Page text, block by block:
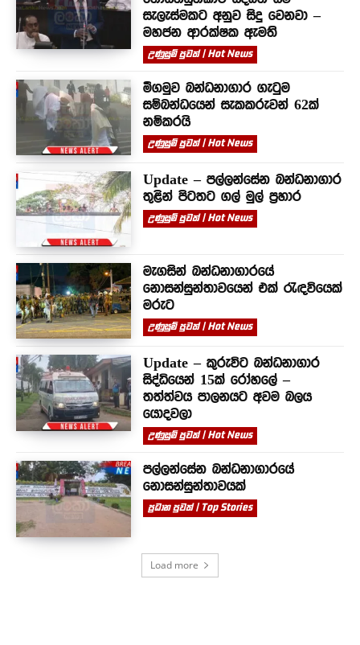
සැලැස්මකට අනුව සිදු වෙනවා –
මහජන ආරක්ෂක ඇමති
උණුසුම් පුවත් | Hot News
මීගමුව බන්ධනාගාර ගැටුම
සම්බන්ධයෙන් සැකකරුවන් 62ක්
නම්කරයි
උණුසුම් පුවත් | Hot News
Update – පල්ලන්සේන බන්ධනාගාර
තුළින් පිටතට ගල් මුල් ප්‍රහාර
උණුසුම් පුවත් | Hot News
මැගසින් බන්ධනාගාරයේ
නොසන්සුන්තාවයෙන් එක් රැඳවියෙක්
මරුට
උණුසුම් පුවත් | Hot News
Update – කුරුවිට බන්ධනාගාර
සිද්ධියෙන් 15ක් රෝහලේ –
තත්ත්වය පාලනයට අවම බලය
යොදවලා
උණුසුම් පුවත් | Hot News
පල්ලන්සේන බන්ධනාගාරයේ
නොසන්සුන්තාවයක්
ප්‍රධාන පුවත් | Top Stories
Load more